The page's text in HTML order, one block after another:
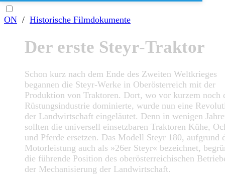
ON / Historische Filmdokumente
Der erste Steyr-Traktor
Schon kurz nach dem Ende des Zweiten Weltkrieges
begannen die Steyr-Werke in Oberösterreich mit der
Produktion von Traktoren. Dort, wo vor kurzem noch
Rüstungsindustrie dominierte, wurde nun eine
der Landwirtschaft eingeläutet. Denn in wenigen
sollten die universell einsetzbaren Traktoren Kühe,
und Pferde ersetzen. Das Modell Steyr 180, aufgrund
Motorleistung auch als »26er Steyr« bezeichnet,
die führende Position des oberösterreichischen
der Mechanisierung der Landwirtschaft.